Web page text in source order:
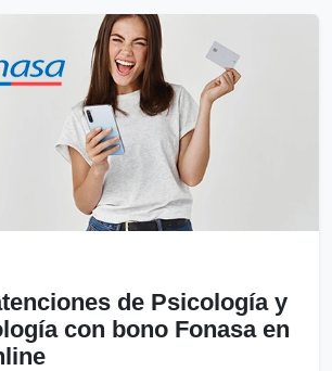
de Psicología y
con bono Fonasa en